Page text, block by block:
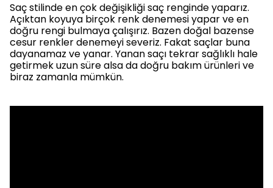
Saç stilinde en çok değişikliği saç renginde yaparız.
Açıktan koyuya birçok renk denemesi yapar ve en
doğru rengi bulmaya çalışırız. Bazen doğal bazense
cesur renkler denemeyi severiz. Fakat saçlar buna
dayanamaz ve yanar. Yanan saçı tekrar sağlıklı hale
getirmek uzun süre alsa da doğru bakım ürünleri ve
biraz zamanla mümkün.